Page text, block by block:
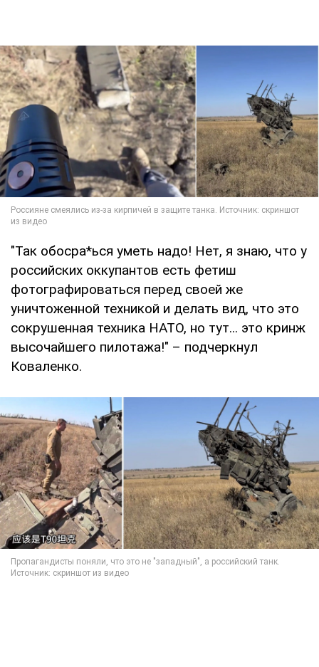
"Так обосра*ься уметь надо! Нет, я знаю, что у
российских оккупантов есть фетиш
фотографироваться перед своей же
уничтоженной техникой и делать вид, что это
сокрушенная техника НАТО, но тут... это кринж
высочайшего пилотажа!" – подчеркнул
Коваленко.